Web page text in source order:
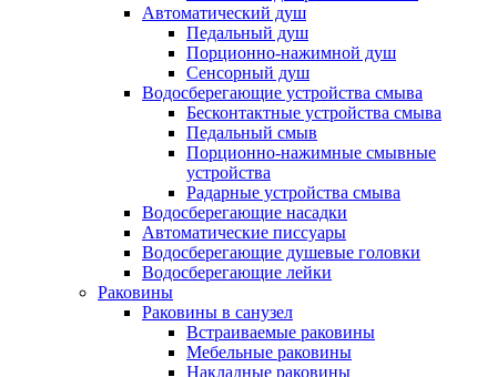
Автоматический душ
Педальный душ
Порционно-нажимной душ
Сенсорный душ
Водосберегающие устройства смыва
Бесконтактные устройства смыва
Педальный смыв
Порционно-нажимные смывные
устройства
Радарные устройства смыва
Водосберегающие насадки
Автоматические писсуары
Водосберегающие душевые головки
Водосберегающие лейки
Раковины
Раковины в санузел
Встраиваемые раковины
Мебельные раковины
Накладные раковины